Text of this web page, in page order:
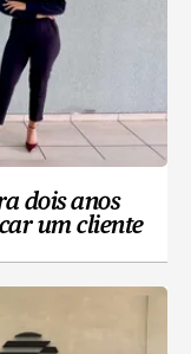
dois anos
um cliente